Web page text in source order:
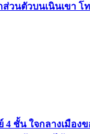
นตัวบนเนินเขา โท
ชั้น ใจกลางเมือง